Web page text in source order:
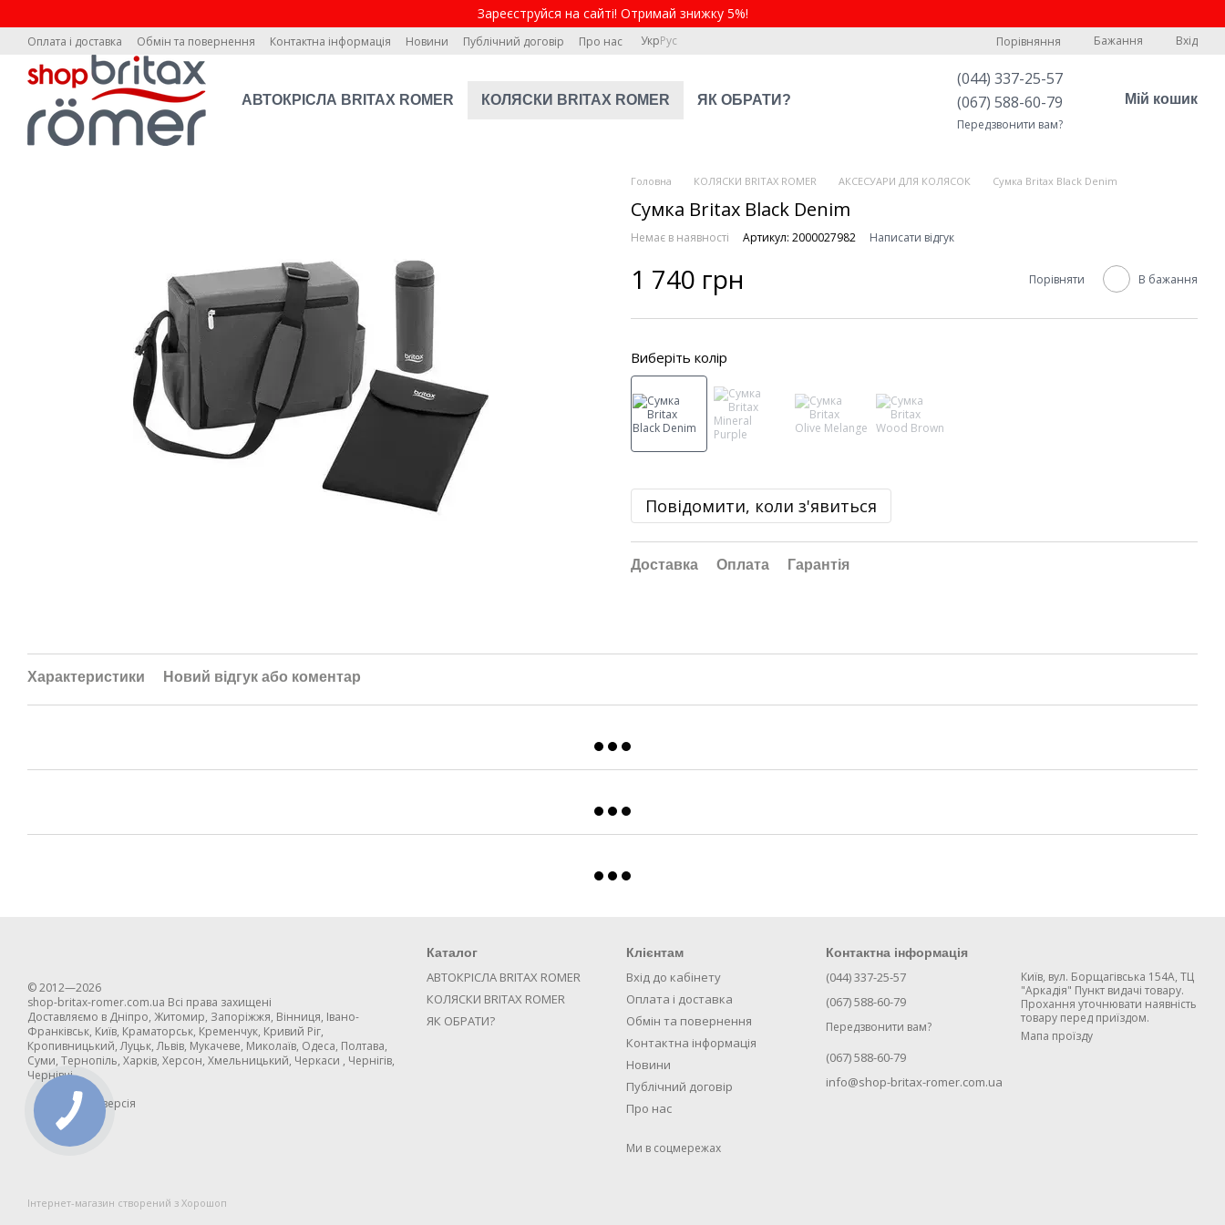
Зареєструйся на сайті! Отримай знижку 5%!
Оплата і доставка Обмін та повернення Контактна інформація Новини Публічний договір Про нас УкрРус Порівняння Бажання Вхід
АВТОКРІСЛА BRITAX ROMER КОЛЯСКИ BRITAX ROMER ЯК ОБРАТИ?
(044) 337-25-57
(067) 588-60-79
Передзвонити вам?
Мій кошик
Головна КОЛЯСКИ BRITAX ROMER АКСЕСУАРИ ДЛЯ КОЛЯСОК Сумка Britax Black Denim
Сумка Britax Black Denim
Немає в наявності Артикул: 2000027982 Написати відгук
1 740 грн Порівняти В бажання
Виберіть колір
Повідомити, коли з'явиться
Доставка Оплата Гарантія
Характеристики Новий відгук або коментар
© 2012—2026
shop-britax-romer.com.ua Всі права захищені
Доставляємо в Дніпро, Житомир, Запоріжжя, Вінниця, Івано-
Франківськ, Київ, Краматорськ, Кременчук, Кривий Ріг,
Кропивницький, Луцьк, Львів, Мукачеве, Миколаїв, Одеса, Полтава,
Суми, Тернопіль, Харків, Херсон, Хмельницький, Черкаси , Чернігів,
Чернівці
Мобільна версія
Інтернет-магазин створений з Хорошоп
Каталог
АВТОКРІСЛА BRITAX ROMER
КОЛЯСКИ BRITAX ROMER
ЯК ОБРАТИ?
Клієнтам
Вхід до кабінету
Оплата і доставка
Обмін та повернення
Контактна інформація
Новини
Публічний договір
Про нас
Ми в соцмережах
Контактна інформація
(044) 337-25-57
(067) 588-60-79
Передзвонити вам?
(067) 588-60-79
info@shop-britax-romer.com.ua
Київ, вул. Борщагівська 154А, ТЦ
"Аркадія" Пункт видачі товару.
Прохання уточнювати наявність
товару перед приїздом.
Мапа проїзду